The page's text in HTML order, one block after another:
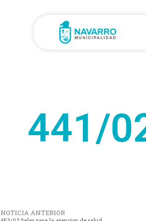
441/
NOTICIA ANTERIOR